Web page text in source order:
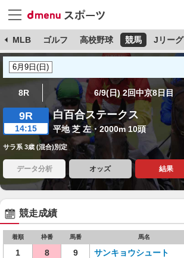
MLB ゴルフ 高校野球 競馬 Jリーグ
8R 6/9(日) 2回中京8日目
9R
14:15
白百合ステークス
平地 芝 左・2000m 10頭
サラ系 3歳 (混合)別定
データ分析 オッズ 結果
競走成績
着順 枠番 馬番 馬名
1 8 9 サンキョウシュート